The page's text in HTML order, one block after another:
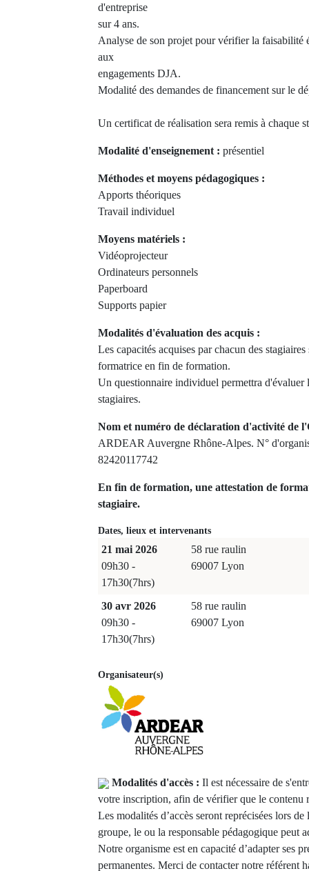
d'entreprise
sur 4 ans.
Analyse de son projet pour vérifier la faisabilité
aux
engagements DJA.
Modalité des demandes de financement sur le
Un certificat de réalisation sera remis à chaque
Modalité d'enseignement : présentiel
Méthodes et moyens pédagogiques :
Apports théoriques
Travail individuel
Moyens matériels :
Vidéoprojecteur
Ordinateurs personnels
Paperboard
Supports papier
Modalités d'évaluation des acquis :
Les capacités acquises par chacun des
formatrice en fin de formation.
Un questionnaire individuel permettra d'évaluer
stagiaires.
Nom et numéro de déclaration d'activité de
ARDEAR Auvergne Rhône-Alpes. N°
82420117742
En fin de formation, une attestation de
stagiaire.
Dates, lieux et intervenants
21 mai 2026
09h30 -
17h30(7hrs)
58 rue raulin
69007 Lyon
30 avr 2026
09h30 -
17h30(7hrs)
58 rue raulin
69007 Lyon
Organisateur(s)
Modalités d'accès : Il est nécessaire de
votre inscription, afin de vérifier que le contenu
Les modalités d’accès seront reprécisées lors
groupe, le ou la responsable pédagogique peut
Notre organisme est en capacité d’adapter ses
permanentes. Merci de contacter notre référent